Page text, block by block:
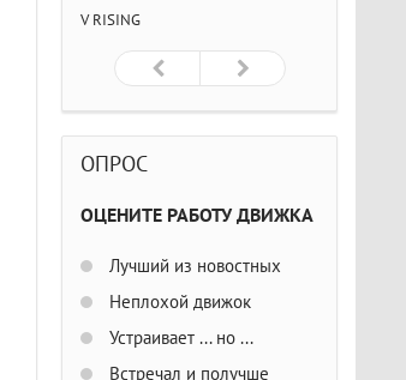
V RISING
ОПРОС
ОЦЕНИТЕ РАБОТУ ДВИЖКА
Лучший из новостных
Неплохой движок
Устраивает ... но ...
Встречал и получше